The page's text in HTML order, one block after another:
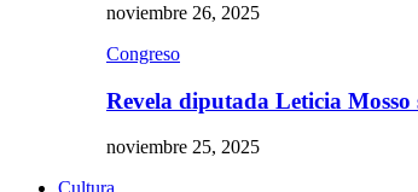
noviembre 26, 2025
Congreso
Revela diputada Leticia
noviembre 25, 2025